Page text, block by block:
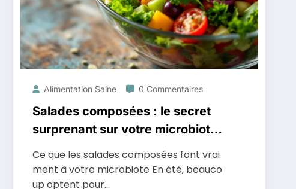
Alimentation Saine 0 Commentaires
Salades composées : le secret
surprenant sur votre microbiote
dévoilé
Ce que les salades composées font vrai
ment à votre microbiote En été, beauco
up optent pour…